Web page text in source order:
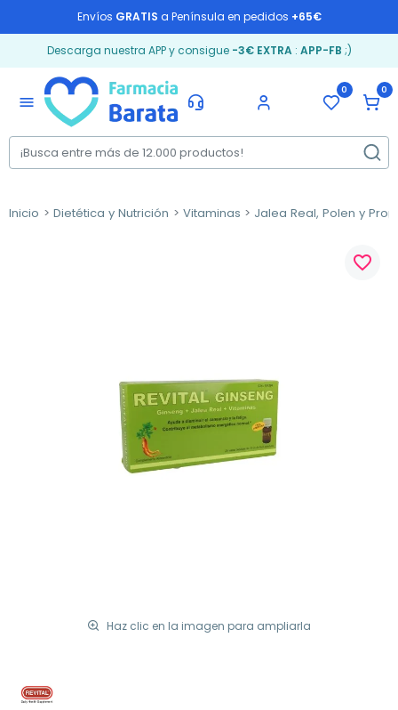
Envíos GRATIS a Península en pedidos +65€
Descarga nuestra APP y consigue -3€ EXTRA: APP-FB ;)
menu
0 0
Inicio Dietética y Nutrición Vitaminas Jalea Real, Polen y
Haz clic en la imagen para ampliarla
favorite_border